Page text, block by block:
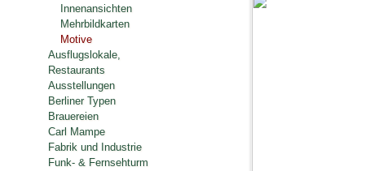
Innenansichten
Mehrbildkarten
Motive
Ausflugslokale,
Restaurants
Ausstellungen
Berliner Typen
Brauereien
Carl Mampe
Fabrik und Industrie
Funk- & Fernsehturm